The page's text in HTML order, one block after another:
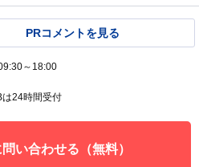
PRコメントを見る
～18:00
は24時間受付
い合わせる（無料）